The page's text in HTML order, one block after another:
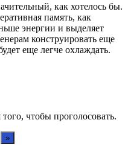
как хотелось бы.
память, как
энергии и выделяет
конструировать еще
еще легче охлаждать.
того, чтобы проголосовать.